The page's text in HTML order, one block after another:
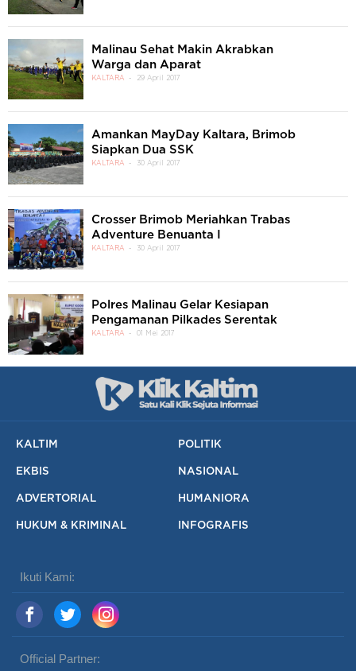
Malinau Sehat Makin Akrabkan
Warga dan Aparat
KALTARA 29 April 2017
Amankan MayDay Kaltara, Brimob
Siapkan Dua SSK
KALTARA 30 April 2017
Crosser Brimob Meriahkan Trabas
Adventure Benuanta I
KALTARA 30 April 2017
Polres Malinau Gelar Kesiapan
Pengamanan Pilkades Serentak
KALTARA 01 Mei 2017
KALTIM POLITIK
EKBIS NASIONAL
ADVERTORIAL HUMANIORA
HUKUM & KRIMINAL INFOGRAFIS
Ikuti Kami:
Official Partner: